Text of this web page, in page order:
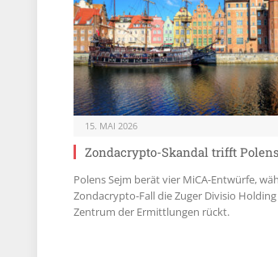
15. MAI 2026
Zondacrypto-Skandal trifft
Polens Sejm berät vier MiCA-Entwürfe,
Zondacrypto-Fall die Zuger Divisio
Zentrum der Ermittlungen rückt.